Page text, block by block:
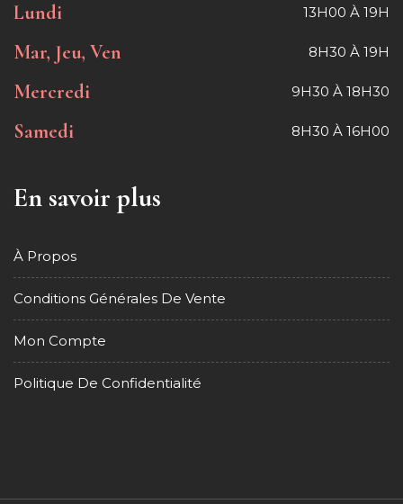
Lundi 13H00 À 19H
Mar, Jeu, Ven 8H30 À 19H
Mercredi 9H30 À 18H30
Samedi 8H30 À 16H00
En savoir plus
À Propos
Conditions Générales De Vente
Mon Compte
Politique De Confidentialité